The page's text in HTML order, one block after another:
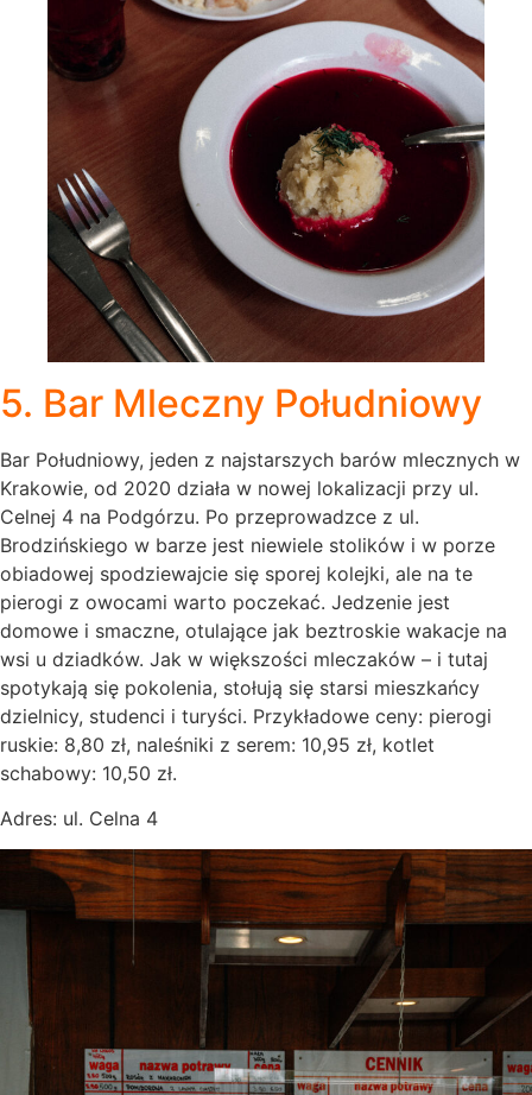
5. Bar Mleczny Południowy
Bar Południowy, jeden z najstarszych barów mlecznych w
Krakowie, od 2020 działa w nowej lokalizacji przy ul.
Celnej 4 na Podgórzu. Po przeprowadzce z ul.
Brodzińskiego w barze jest niewiele stolików i w porze
obiadowej spodziewajcie się sporej kolejki, ale na te
pierogi z owocami warto poczekać. Jedzenie jest
domowe i smaczne, otulające jak beztroskie wakacje na
wsi u dziadków. Jak w większości mleczaków – i tutaj
spotykają się pokolenia, stołują się starsi mieszkańcy
dzielnicy, studenci i turyści. Przykładowe ceny: pierogi
ruskie: 8,80 zł, naleśniki z serem: 10,95 zł, kotlet
schabowy: 10,50 zł.
Adres: ul. Celna 4